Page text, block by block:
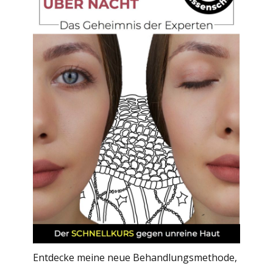
Entdecke meine neue Behandlungsmethode,